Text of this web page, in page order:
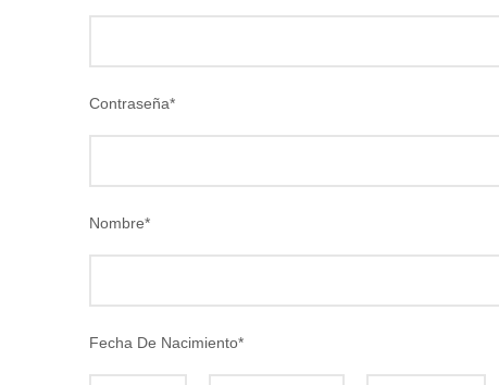
Contraseña*
Nombre*
Fecha De Nacimiento*